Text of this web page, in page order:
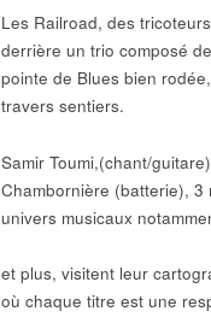
Les Railroad, des
derrière un trio composé
pointe de Blues bien
travers sentiers.
Samir Toumi,(chant/
Chambornière (batterie), 3
univers musicaux
et plus, visitent leur
où chaque titre est une